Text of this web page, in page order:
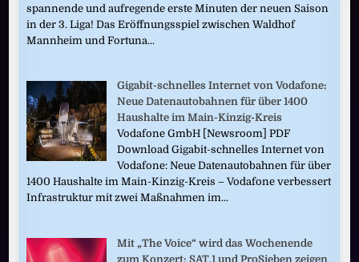
spannende und aufregende erste Minuten der neuen Saison
in der 3. Liga! Das Eröffnungsspiel zwischen Waldhof
Mannheim und Fortuna...
Gigabit-schnelles Internet von Vodafone:
Neue Datenautobahnen für über 1400
Haushalte im Main-Kinzig-Kreis
Vodafone GmbH [Newsroom] PDF
Download Gigabit-schnelles Internet von
Vodafone: Neue Datenautobahnen für über
1400 Haushalte im Main-Kinzig-Kreis – Vodafone verbessert
Infrastruktur mit zwei Maßnahmen im...
Mit „The Voice“ wird das Wochenende
zum Konzert: SAT.1 und ProSieben zeigen